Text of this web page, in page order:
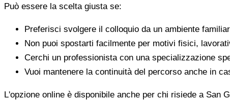
Può essere la scelta giusta se:
Preferisci svolgere il colloquio da un ambiente
Non puoi spostarti facilmente per motivi fisici,
Cerchi un professionista con una specializzazione
Vuoi mantenere la continuità del percorso anche in
L'opzione online è disponibile anche per chi risiede a San